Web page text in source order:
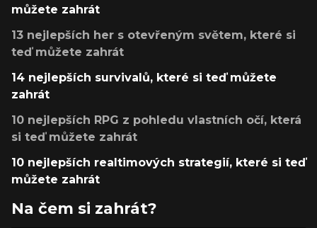
můžete zahrát
13 nejlepších her s otevřeným světem, které si
teď můžete zahrát
14 nejlepších survivalů, které si teď můžete
zahrát
10 nejlepších RPG z pohledu vlastních očí, která
si teď můžete zahrát
10 nejlepších realtimových strategií, které si teď
můžete zahrát
Na čem si zahrát?